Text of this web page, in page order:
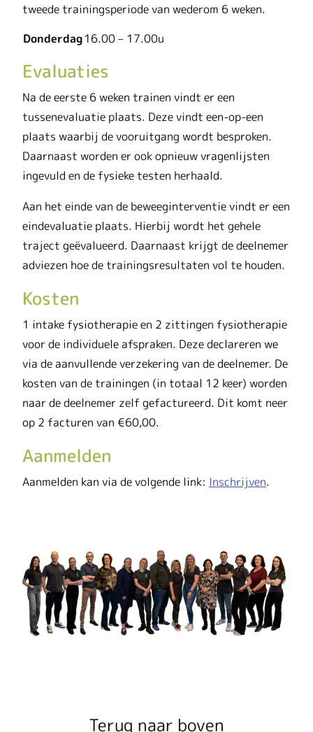
tweede trainingsperiode van wederom 6 weken.
Donderdag16.00 – 17.00u
Evaluaties
Na de eerste 6 weken trainen vindt er een
tussenevaluatie plaats. Deze vindt een-op-een
plaats waarbij de vooruitgang wordt besproken.
Daarnaast worden er ook opnieuw vragenlijsten
ingevuld en de fysieke testen herhaald.
Aan het einde van de beweeginterventie vindt er een
eindevaluatie plaats. Hierbij wordt het gehele
traject geëvalueerd. Daarnaast krijgt de deelnemer
adviezen hoe de trainingsresultaten vol te houden.
Kosten
1 intake fysiotherapie en 2 zittingen fysiotherapie
voor de individuele afspraken. Deze declareren we
via de aanvullende verzekering van de deelnemer. De
kosten van de trainingen (in totaal 12 keer) worden
naar de deelnemer zelf gefactureerd. Dit komt neer
op 2 facturen van €60,00.​
Aanmelden
Aanmelden kan via de volgende link: Inschrijven.
Terug naar boven